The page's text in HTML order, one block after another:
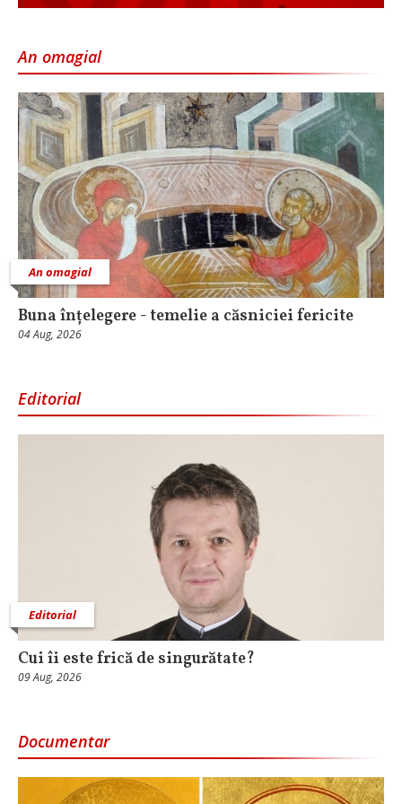
An omagial
An omagial
Buna înțelegere - temelie a căsniciei fericite
04 Aug, 2026
Editorial
Editorial
Cui îi este frică de singurătate?
09 Aug, 2026
Documentar